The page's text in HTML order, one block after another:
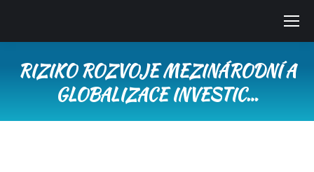
RIZIKO ROZVOJE MEZINÁRODNÍ A
GLOBALIZACE INVESTIC…